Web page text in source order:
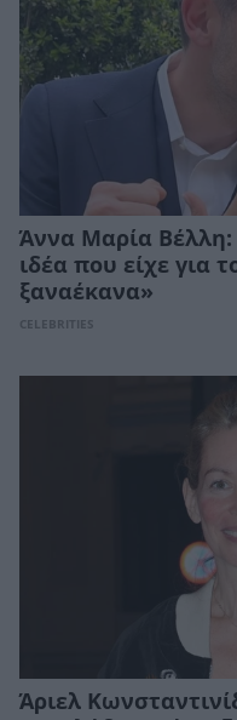
Άννα Μαρία
ιδέα που είχε για
ξαναέκανα»
CELEBRITIES
Άριελ